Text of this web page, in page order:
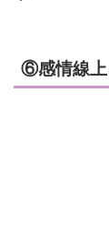
⑥感情線上